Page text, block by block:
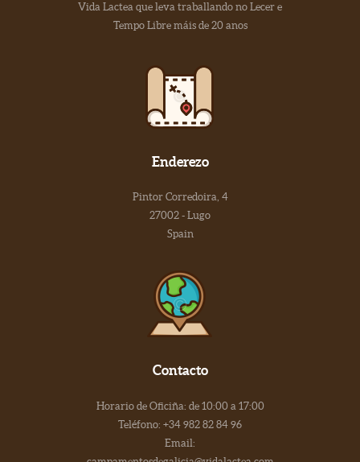
Vida Lactea que leva traballando no Lecer e
Tempo Libre máis de 20 anos
Enderezo
Pintor Corredoira, 4
27002 - Lugo
Spain
Contacto
Horario de Oficiña: de 10:00 a 17:00
Teléfono: +34 982 82 84 96
Email: